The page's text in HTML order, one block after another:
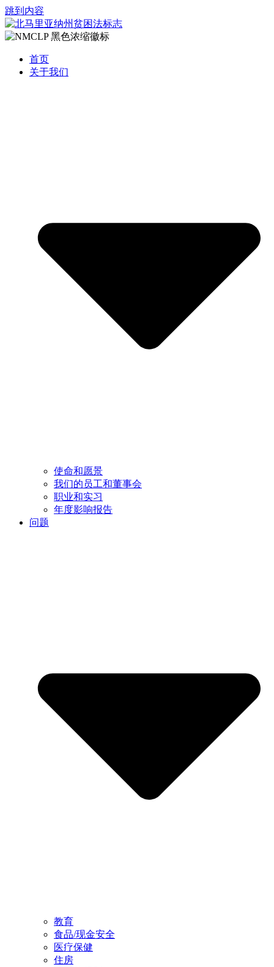
跳到内容
首页
关于我们
使命和愿景
我们的员工和董事会
职业和实习
年度影响报告
问题
教育
食品/现金安全
医疗保健
住房